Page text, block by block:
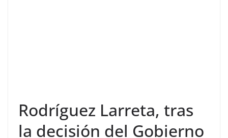
Rodríguez Larreta, tras
la decisión del Gobierno